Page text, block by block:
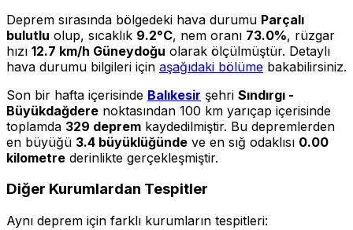
Deprem sırasında bölgedeki hava durumu Parçalı
bulutlu olup, sıcaklık 9.2°C, nem oranı 73.0%, rüzgar
hızı 12.7 km/h Güneydoğu olarak ölçülmüştür. Detaylı
hava durumu bilgileri için aşağıdaki bölüme bakabilirsiniz.
Son bir hafta içerisinde Balıkesir şehri Sındırgı -
Büyükdağdere noktasından 100 km yarıçap içerisinde
toplamda 329 deprem kaydedilmiştir. Bu depremlerden
en büyüğü 3.4 büyüklüğünde ve en sığ odaklısı 0.00
kilometre derinlikte gerçekleşmiştir.
Diğer Kurumlardan Tespitler
Aynı deprem için farklı kurumların tespitleri: